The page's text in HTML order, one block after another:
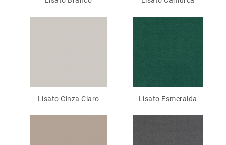
Lisato Cinza Claro Lisato Esmeralda